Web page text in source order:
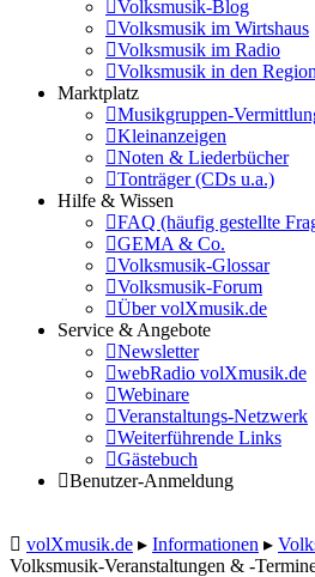
Volksmusik-Blog
Volksmusik im Wirtshaus
Volksmusik im Radio
Volksmusik in den
Marktplatz
Musikgruppen-
Kleinanzeigen
Noten & Liederbücher
Tonträger (CDs u.a.)
Hilfe & Wissen
FAQ (häufig gestellte
GEMA & Co.
Volksmusik-Glossar
Volksmusik-Forum
Über volXmusik.de
Service & Angebote
Newsletter
webRadio volXmusik.de
Webinare
Veranstaltungs-Netzwerk
Weiterführende Links
Gästebuch
Benutzer-Anmeldung
volXmusik.de ▸ Informationen ▸
Volksmusik-Veranstaltungen & -